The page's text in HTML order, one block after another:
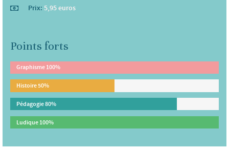
Prix: 5,95 euros
Points forts
Graphisme100%
Histoire50%
Pédagogie80%
Ludique100%